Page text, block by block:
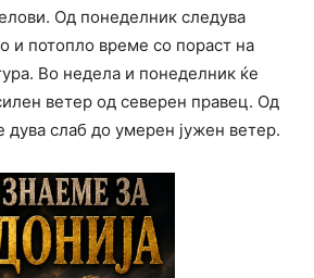
Од понеделник следува
и потопло време со пораст на
Во недела и понеделник ќе
ветер од северен правец. Од
дува слаб до умерен јужен ветер.